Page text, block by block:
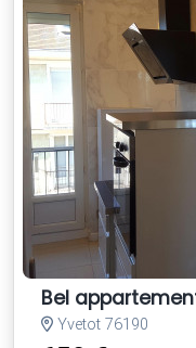
Bel
Yvetot 76190